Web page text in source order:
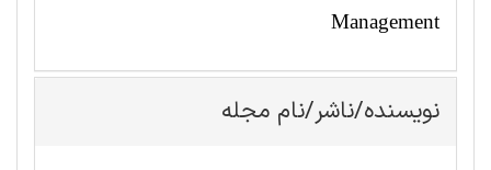
Management
نویسنده/ناشر/نام مجله